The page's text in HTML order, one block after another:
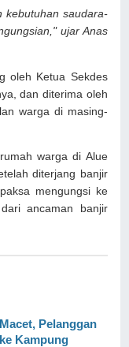
kebutuhan saudara-
ujar Anas
oleh Ketua Sekdes
dan diterima oleh
warga di masing-
warga di Alue
diterjang banjir
mengungsi ke
ancaman banjir
Pelanggan
Kampung